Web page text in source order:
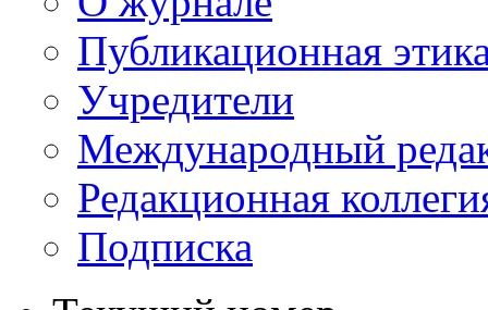
Публикационная
Учредители
Международный
Редакционная
Подписка